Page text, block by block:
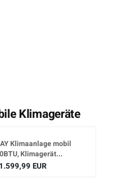
Klimageräte
Klimaanlage mobil
Klimagerät...
1.599,99 EUR